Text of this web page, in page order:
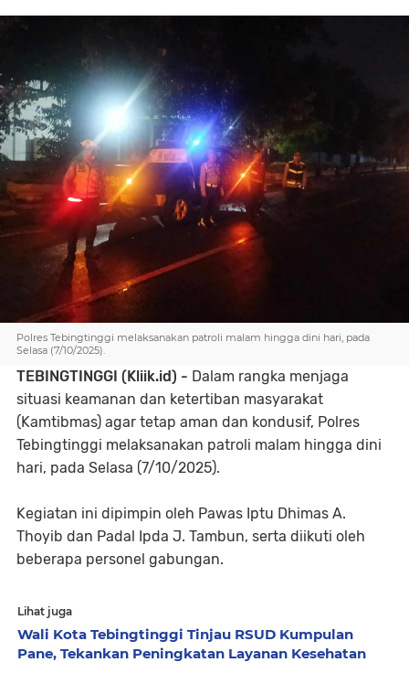
Polres Tebingtinggi melaksanakan patroli malam hingga dini hari, pada
Selasa (7/10/2025).
TEBINGTINGGI (Kliik.id) - Dalam rangka menjaga
situasi keamanan dan ketertiban masyarakat
(Kamtibmas) agar tetap aman dan kondusif, Polres
Tebingtinggi melaksanakan patroli malam hingga dini
hari, pada Selasa (7/10/2025).
Kegiatan ini dipimpin oleh Pawas Iptu Dhimas A.
Thoyib dan Padal Ipda J. Tambun, serta diikuti oleh
beberapa personel gabungan.
Lihat juga
Wali Kota Tebingtinggi Tinjau RSUD Kumpulan
Pane, Tekankan Peningkatan Layanan Kesehatan